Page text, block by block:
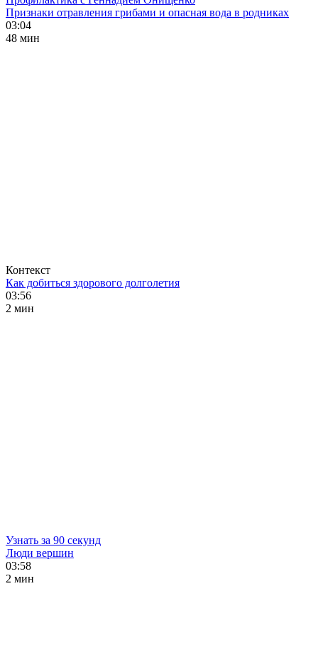
Признаки отравления грибами и опасная вода в родниках
03:04
48 мин
Контекст
Как добиться здорового долголетия
03:56
2 мин
Узнать за 90 секунд
Люди вершин
03:58
2 мин